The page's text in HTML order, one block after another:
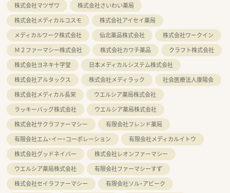
株式会社マツザワ
株式会社さいわい薬局
株式会社メディカルコスモ
株式会社アイセイ薬局
メディカルワーク株式会社
仙北薬品株式会社
株式会社ワークイン
Ｍ２ファーマシー株式会社
株式会社カワチ薬品
クラフト株式会社
株式会社ヨネキ十字堂
日本メディカルシステム株式会社
株式会社アルタックス
株式会社メディラック
社会医療法人康陽会
株式会社メディカル長栄
ウエルシア薬局株式会社
ラッキーバッグ株式会社
ウエルシア薬局株式会社
株式会社サクラファーマシー
有限会社フレンド薬局
有限会社エム・イー・コーポレーション
有限会社メディカルイトウ
株式会社グッドネイバー
株式会社レオンファーマシー
ウエルシア薬局株式会社
有限会社ファーマシーすず
株式会社セイラファーマシー
有限会社ソル・アビーク